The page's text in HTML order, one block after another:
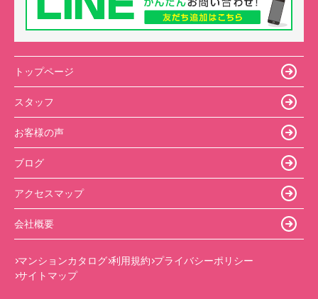
トップページ
スタッフ
お客様の声
ブログ
アクセスマップ
会社概要
マンションカタログ 利用規約 プライバシーポリシー
サイトマップ